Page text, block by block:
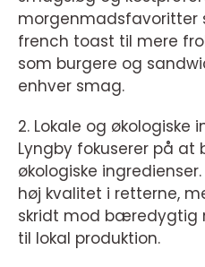
morgenmadsfavoritter
french toast til mere
som burgere og
enhver smag.
2. Lokale og økologiske
Lyngby fokuserer på at
økologiske
høj kvalitet i retterne,
skridt mod bæredygtig
til lokal produktion.